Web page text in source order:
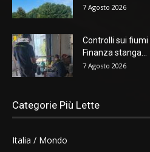
7 Agosto 2026
Controlli sui fiumi
Finanza stanga...
7 Agosto 2026
Categorie Più Lette
Italia / Mondo